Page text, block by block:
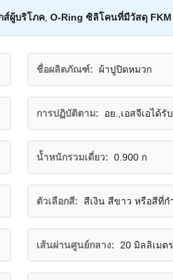
ส์ผู้บริโภค O-Ring ซิลิโคนที่มีวัสดุ FKM
ชื่อผลิตภัณฑ์: ผ้าปูปิดหมวก
การปฏิบัติตาม: อย.,เอสจีเอได้รั
น้ำหนักรวมเดี่ยว: 0.900 ก
ตัวเลือกสี: สีเงิน สีขาว หรือสีที่ก
เส้นผ่านศูนย์กลาง: 20 มิลลิเมต